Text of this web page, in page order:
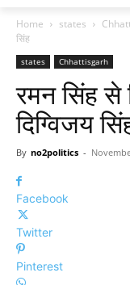
Home states
सिंह
states Chhattisgarh
रमन सिंह से
दिग्विजय
By no2politics -
Facebook
Twitter
Pinterest